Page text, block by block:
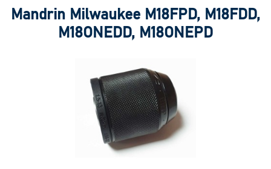
Mandrin Milwaukee M18FPD, M18FDD,
M18ONEDD, M18ONEPD